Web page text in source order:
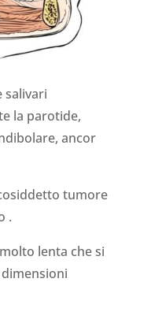
salivari
la parotide,
ancor
tumore
.
lenta che si